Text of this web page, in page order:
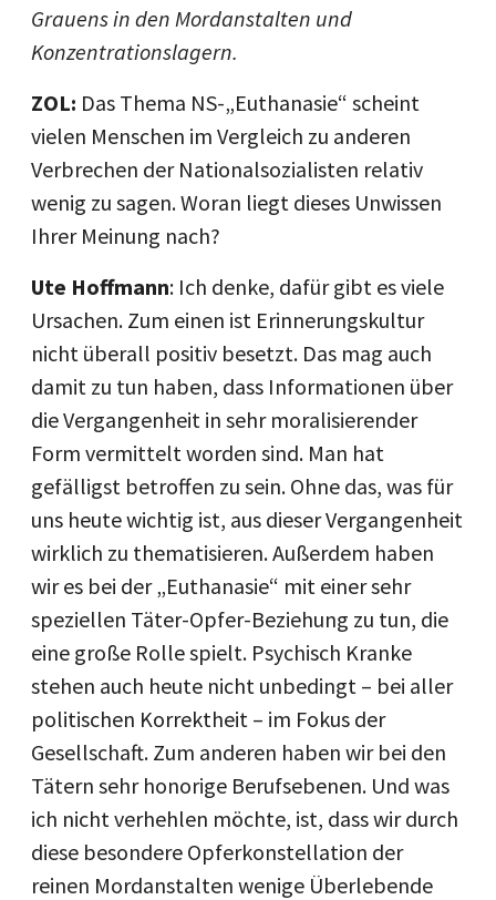
Grauens in den Mordanstalten und
Konzentrationslagern.
ZOL: Das Thema NS-„Euthanasie“ scheint
vielen Menschen im Vergleich zu anderen
Verbrechen der Nationalsozialisten relativ
wenig zu sagen. Woran liegt dieses Unwissen
Ihrer Meinung nach?
Ute Hoffmann: Ich denke, dafür gibt es viele
Ursachen. Zum einen ist Erinnerungskultur
nicht überall positiv besetzt. Das mag auch
damit zu tun haben, dass Informationen über
die Vergangenheit in sehr moralisierender
Form vermittelt worden sind. Man hat
gefälligst betroffen zu sein. Ohne das, was für
uns heute wichtig ist, aus dieser Vergangenheit
wirklich zu thematisieren. Außerdem haben
wir es bei der „Euthanasie“ mit einer sehr
speziellen Täter-Opfer-Beziehung zu tun, die
eine große Rolle spielt. Psychisch Kranke
stehen auch heute nicht unbedingt – bei aller
politischen Korrektheit – im Fokus der
Gesellschaft. Zum anderen haben wir bei den
Tätern sehr honorige Berufsebenen. Und was
ich nicht verhehlen möchte, ist, dass wir durch
diese besondere Opferkonstellation der
reinen Mordanstalten wenige Überlebende